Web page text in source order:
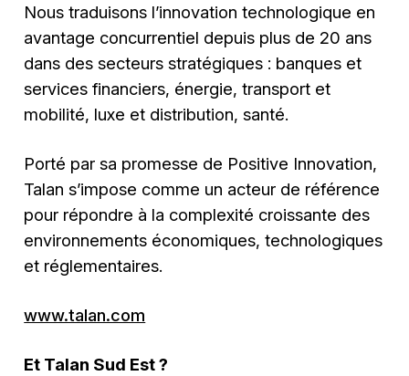
Nous traduisons l’innovation technologique en
avantage concurrentiel depuis plus de 20 ans
dans des secteurs stratégiques : banques et
services financiers, énergie, transport et
mobilité, luxe et distribution, santé.
Porté par sa promesse de Positive Innovation,
Talan s’impose comme un acteur de référence
pour répondre à la complexité croissante des
environnements économiques, technologiques
et réglementaires.
www.talan.com
Et Talan Sud Est ?